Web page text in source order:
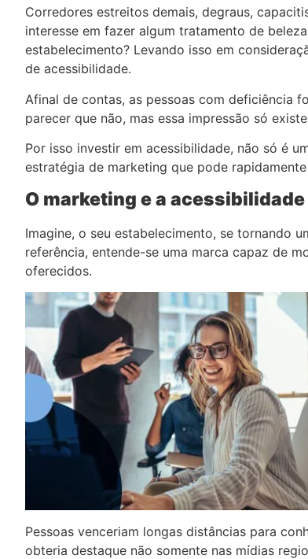
Corredores estreitos demais, degraus,
interesse em fazer algum tratamento de
estabelecimento? Levando isso em
de acessibilidade.
Afinal de contas, as pessoas com deficiência
parecer que não, mas essa impressão só
Por isso investir em acessibilidade, não só é
estratégia de marketing que pode
O marketing e a acessibilidade
Imagine, o seu estabelecimento, se tornando
referência, entende-se uma marca capaz de
oferecidos.
Pessoas venceriam longas distâncias para
obteria destaque não somente nas mídias